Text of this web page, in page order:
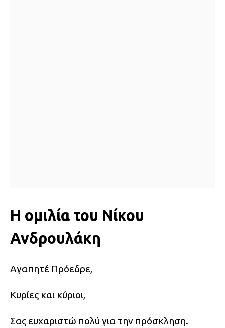
Η ομιλία του Νίκου
Ανδρουλάκη
Αγαπητέ Πρόεδρε,
Κυρίες και κύριοι,
Σας ευχαριστώ πολύ για την πρόσκληση.